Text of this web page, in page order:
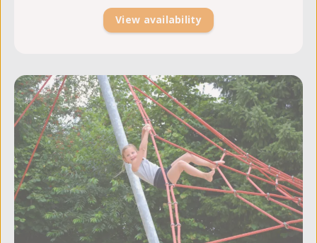
View availability